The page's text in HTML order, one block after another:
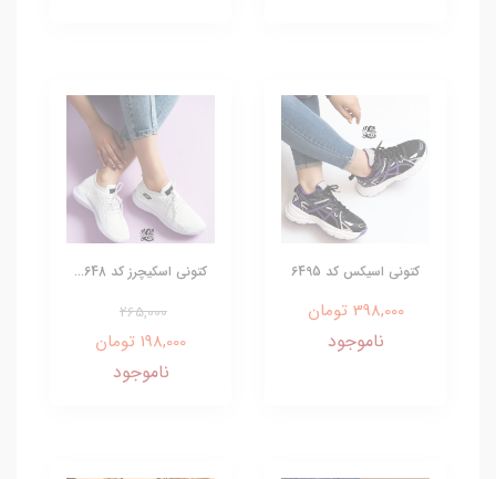
کتونی اسیکس کد 6495
398,000 تومان
ناموجود
کتونی اسکیچرز کد 648...
265,000
198,000 تومان
ناموجود